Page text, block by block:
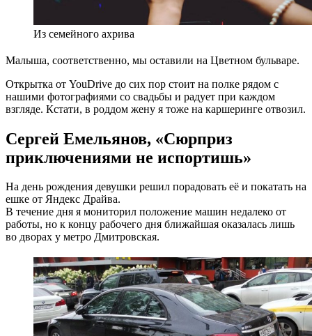
Из семейного ахрива
Малыша, соответственно, мы оставили на Цветном бульваре.
Открытка от YouDrive до сих пор стоит на полке рядом с
нашими фотографиями со свадьбы и радует при каждом
взгляде. Кстати, в роддом жену я тоже на каршеринге отвозил.
Сергей Емельянов, «Сюрприз
приключениями не испортишь»
На день рождения девушки решил порадовать её и покатать на
ешке от Яндекс Драйва.
В течение дня я мониторил положение машин недалеко от
работы, но к концу рабочего дня ближайшая оказалась лишь
во дворах у метро Дмитровская.